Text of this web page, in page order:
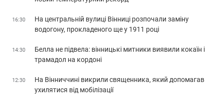
16:30
На центральній вулиці Вінниці розпочали заміну
водогону, прокладеного ще у 1911 році
14:30
Белла не підвела: вінницькі митники виявили кокаїн і
трамадол на кордоні
12:30
На Вінниччині викрили священника, який допомагав
ухилятися від мобілізації